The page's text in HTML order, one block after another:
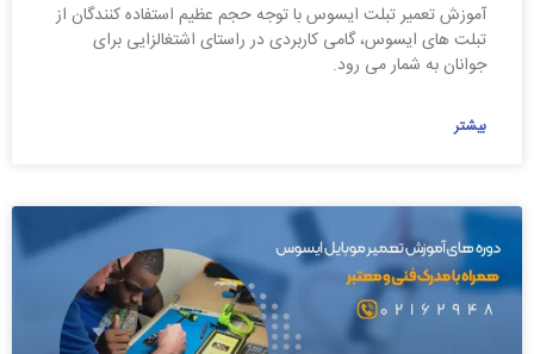
آموزش تعمیر تبلت ایسوس با توجه حجم عظیم استفاده کنندگان از
تبلت های ایسوس، گامی کاربردی در راستای اشتغالزایی برای
جوانان به شمار می رود.
بیشتر